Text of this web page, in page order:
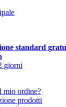
standard
giorni
mio ordine?
prodotti